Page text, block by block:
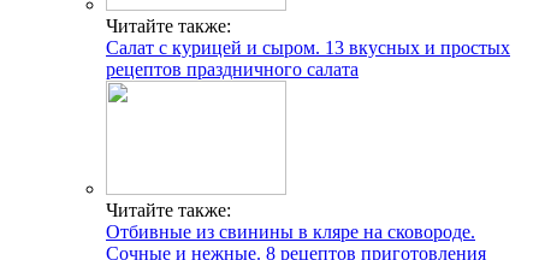
Читайте также:
Салат с курицей и сыром. 13 вкусных и простых
рецептов праздничного салата
Читайте также:
Отбивные из свинины в кляре на сковороде.
Сочные и нежные. 8 рецептов приготовления